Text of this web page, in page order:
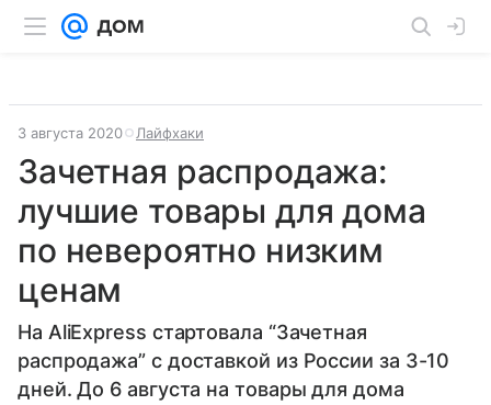
3 августа 2020 Лайфхаки
Зачетная распродажа:
лучшие товары для дома
по невероятно низким
ценам
На AliExpress стартовала “Зачетная
распродажа” с доставкой из России за 3-10
дней. До 6 августа на товары для дома